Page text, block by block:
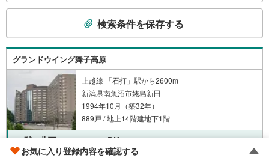
検
条
通
知
を
受
検索条件を保存する
グランドウイング舞子高原
上越線 「石打」駅から2600m
新潟県南魚沼市姥島新田
1994年10月（築32年）
889戸 / 地上14階建地下1階
10階 / 北西 / 41.28m2/ 1DK
お気に入り登録内容を確認する